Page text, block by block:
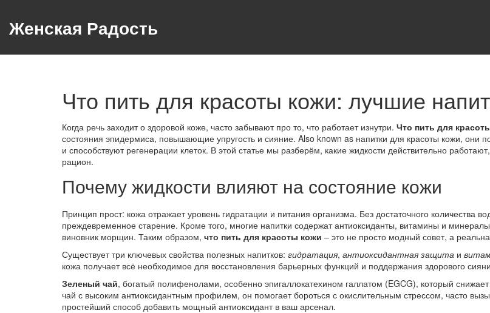
Женская Радость
Что пить для красоты кожи: лучшие
Когда речь заходит о здоровой коже, часто забывают про то, что работает изнутри. Что пить для
состояния эпидермиса, повышающие упругость и сияние. Also known as напитки для красоты кожи, они
и способствуют регенерации клеток. В этой статье мы разберём, какие жидкости действительно
рацион.
Почему жидкости влияют на состояние кожи
Принцип прост: кожа отражает уровень гидратации и питания организма. Без достаточного количества
преждевременное старение. Кроме того, многие напитки содержат антиоксиданты, витамины и
виновник морщин. Таким образом, что пить для красоты кожи – это не просто модный совет, а
Существует три ключевых свойства полезных напитков: гидратация, антиоксидантная защита и
кожа получает всё необходимое для восстановления барьерных функций и поддержания здорового
Зеленый чай, богатый полифенолами, особенно эпигаллокатехином галлатом (EGCG), который
чай с высоким антиоксидантным профилем, он помогает бороться с окислительным стрессом, часто
простейший способ добавить мощный антиоксидант в ваш арсенал.